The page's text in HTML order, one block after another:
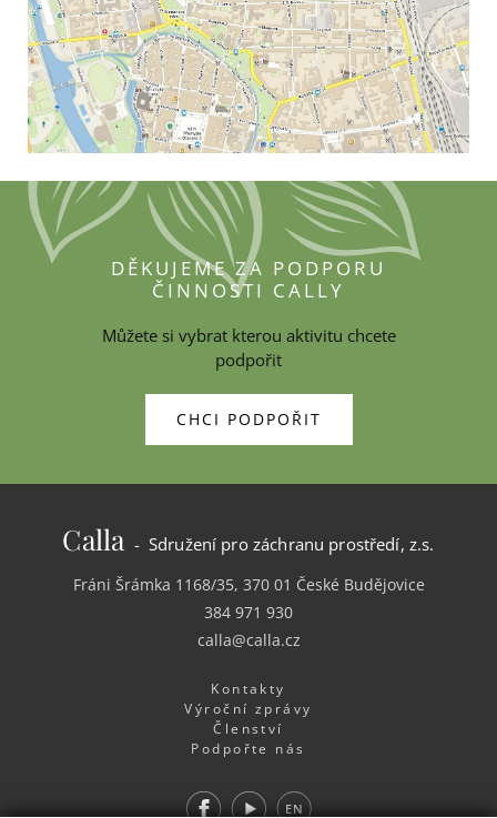
DĚKUJEME ZA PODPORU
ČINNOSTI CALLY
Můžete si vybrat kterou aktivitu chcete
podpořit
CHCI PODPOŘIT
Calla - Sdružení pro záchranu prostředí, z.s.
Fráni Šrámka 1168/35, 370 01 České Budějovice
384 971 930
calla@calla.cz
Kontakty
Výroční zprávy
Členství
Podpořte nás
FacebookYoutube EN